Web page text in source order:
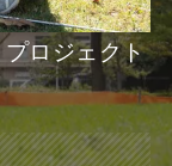
ロジェクト